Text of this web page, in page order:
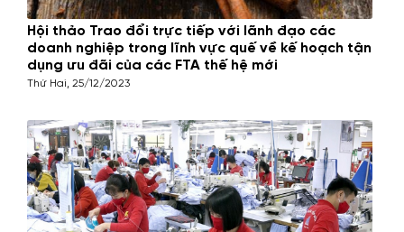
Hội thảo Trao đổi trực tiếp với lãnh đạo các
doanh nghiệp trong lĩnh vực quế về kế hoạch tận
dụng ưu đãi của các FTA thế hệ mới
Thứ Hai, 25/12/2023